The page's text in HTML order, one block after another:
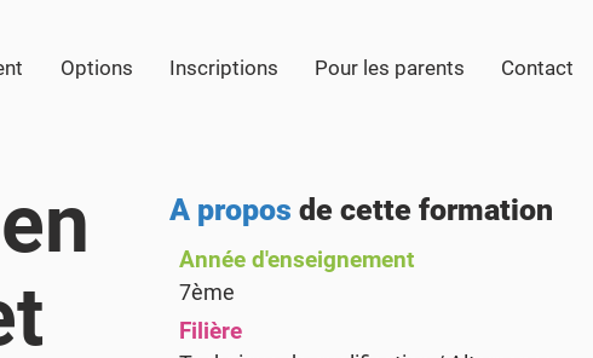
Options Inscriptions Pour les parents Contact
A propos de cette formation
Année d'enseignement
7ème
Filière